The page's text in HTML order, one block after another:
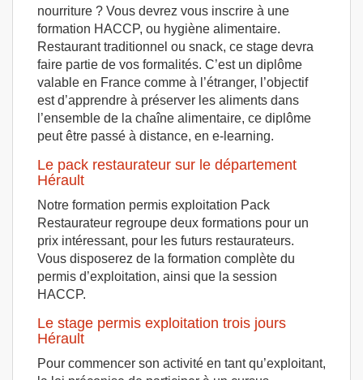
nourriture ? Vous devrez vous inscrire à une
formation HACCP, ou hygiène alimentaire.
Restaurant traditionnel ou snack, ce stage devra
faire partie de vos formalités. C’est un diplôme
valable en France comme à l’étranger, l’objectif
est d’apprendre à préserver les aliments dans
l’ensemble de la chaîne alimentaire, ce diplôme
peut être passé à distance, en e-learning.
Le pack restaurateur sur le département
Hérault
Notre formation permis exploitation Pack
Restaurateur regroupe deux formations pour un
prix intéressant, pour les futurs restaurateurs.
Vous disposerez de la formation complète du
permis d’exploitation, ainsi que la session
HACCP.
Le stage permis exploitation trois jours
Hérault
Pour commencer son activité en tant qu’exploitant,